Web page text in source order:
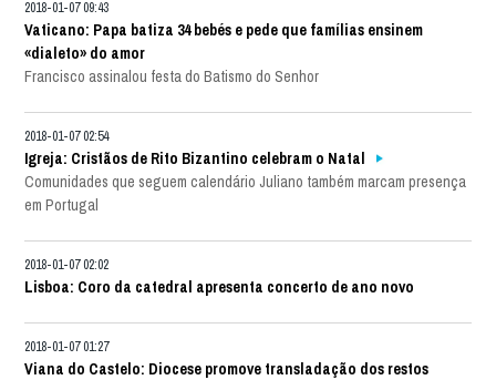
2018-01-07 09:43
Vaticano: Papa batiza 34 bebés e pede que famílias ensinem
«dialeto» do amor
Francisco assinalou festa do Batismo do Senhor
2018-01-07 02:54
Igreja: Cristãos de Rito Bizantino celebram o Natal
Comunidades que seguem calendário Juliano também marcam presença
em Portugal
2018-01-07 02:02
Lisboa: Coro da catedral apresenta concerto de ano novo
2018-01-07 01:27
Viana do Castelo: Diocese promove transladação dos restos